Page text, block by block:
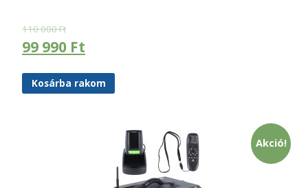
110 000Ft
99 990 Ft
Kosárba rakom
Akció!